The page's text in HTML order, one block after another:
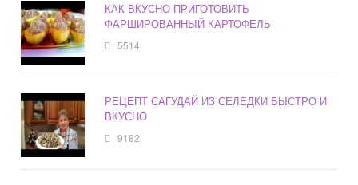
КАК ВКУСНО ПРИГОТОВИТЬ
ФАРШИРОВАННЫЙ КАРТОФЕЛЬ
5514
РЕЦЕПТ САГУДАЙ ИЗ СЕЛЕДКИ БЫСТРО И
ВКУСНО
9182